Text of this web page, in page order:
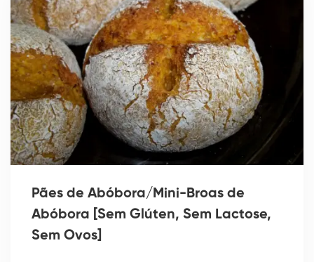
Pães de Abóbora/Mini-Broas de
Abóbora [Sem Glúten, Sem Lactose,
Sem Ovos]